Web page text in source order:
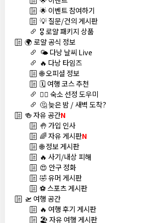
🌟 이벤트 참여하기
💡 질문/건의 게시판
🎖️ 로얄 패키지 상품
🌍 로얄 공식 정보
🌤️ 다낭 날씨 Live
🔥 다낭 타임즈
🌐 오피셜 정보
🗓️ 여행 코스 추천
🏊‍♀️ 숙소 선정 도우미
🤔 늦은 밤 / 새벽 도착?
🍻 자유 공간N
🤚 가입 인사
🌈 자유 게시판N
🌐 정보 게시판
🔥 사기/내상 피해
😍 안구 정화
🤣 유머 게시판
⚽ 스포츠 게시판
🛫 여행 공간
🔥 여행 후기 게시판
🏖️ 자유 여행 게시판